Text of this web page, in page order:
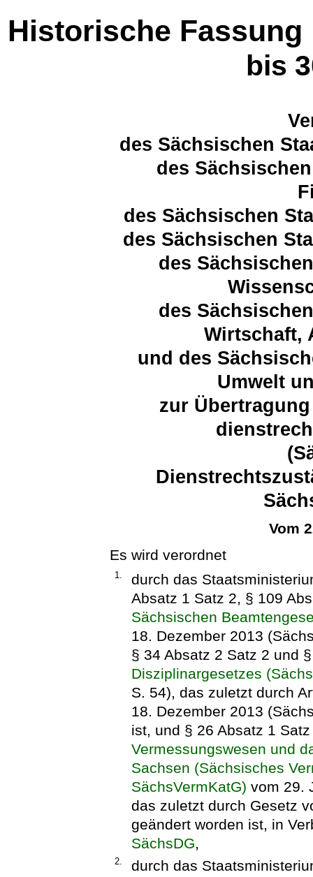
Historische Fassung
bis
des Sächsischen
des
des Sächsischen
des Sächsischen
des
des
Wirtschaft,
und des
Umwelt
zur
Vom
Es wird verordnet
1.
durch das
Absatz 1 Satz 2, § 109
Sächsischen
18. Dezember 2013
§ 34 Absatz 2 Satz 2 und
Disziplinargesetzes
S. 54), das zuletzt durch
18. Dezember 2013
ist, und § 26 Absatz 1
Vermessungswesen und
Sachsen (Sächsisches
SächsVermKatG) vom 29.
das zuletzt durch Gesetz
geändert worden ist, in
SächsDG,
2.
durch das